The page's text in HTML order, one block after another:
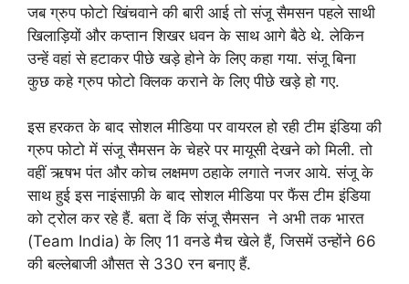
जब ग्रुप फोटो खिंचवाने की बारी आई तो संजू सैमसन पहले साथी
खिलाड़ियों और कप्तान शिखर धवन के साथ आगे बैठे थे. लेकिन
उन्हें वहां से हटाकर पीछे खड़े होने के लिए कहा गया. संजू बिना
कुछ कहे ग्रुप फोटो क्लिक कराने के लिए पीछे खड़े हो गए.
इस हरकत के बाद सोशल मीडिया पर वायरल हो रही टीम इंडिया की
ग्रुप फोटो में संजू सैमसन के चेहरे पर मायूसी देखने को मिली. तो
वहीं ऋषभ पंत और कोच लक्षमण ठहाके लगाते नजर आये. संजू के
साथ हुई इस नाइंसाफ़ी के बाद सोशल मीडिया पर फैंस टीम इंडिया
को ट्रोल कर रहे हैं. बता दें कि संजू सैमसन ने अभी तक भारत
(Team India) के लिए 11 वनडे मैच खेले हैं, जिसमें उन्होंने 66
की बल्लेबाजी औसत से 330 रन बनाए हैं.